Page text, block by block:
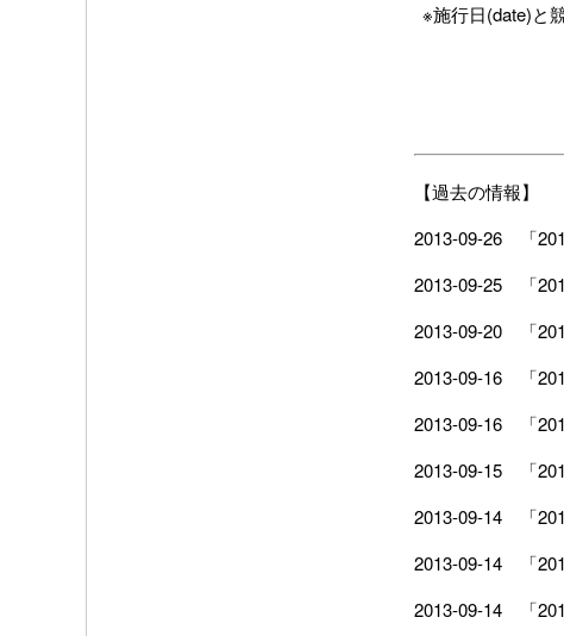
※施行日(date)と
【過去の情報】
2013-09-26
「
2013-09-25
「
2013-09-20
「
2013-09-16
「
2013-09-16
「
2013-09-15
「
2013-09-14
「
2013-09-14
「
2013-09-14
「